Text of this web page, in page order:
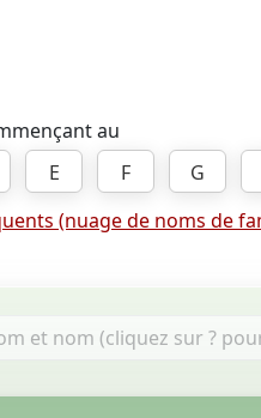
au
E F G
(nuage de noms de